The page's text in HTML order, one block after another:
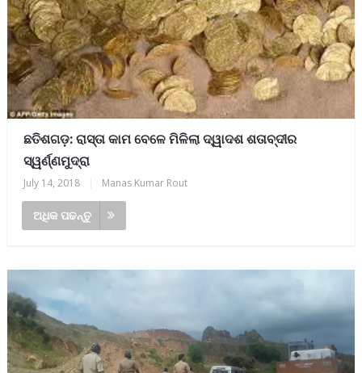
ଛତିଶଗଡ଼: ରାସ୍ତା କାମ ବେଳେ ମିଳିଲା ଦ୍ୱାଦଶ ଶତାବ୍ଦୀର
ସ୍ୱର୍ଣ୍ଣମୁଦ୍ରା
July 14, 2018 Manas Kumar Rout
ଅଧିକ ପଢନ୍ତୁ